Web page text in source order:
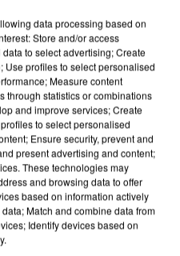
data processing based on
Store and/or access
to select advertising; Create
profiles to select personalised
Measure content
through statistics or combinations
and improve services; Create
to select personalised
Ensure security, prevent and
present advertising and content;
These technologies may
and browsing data to offer
based on information actively
Match and combine data from
Identify devices based on